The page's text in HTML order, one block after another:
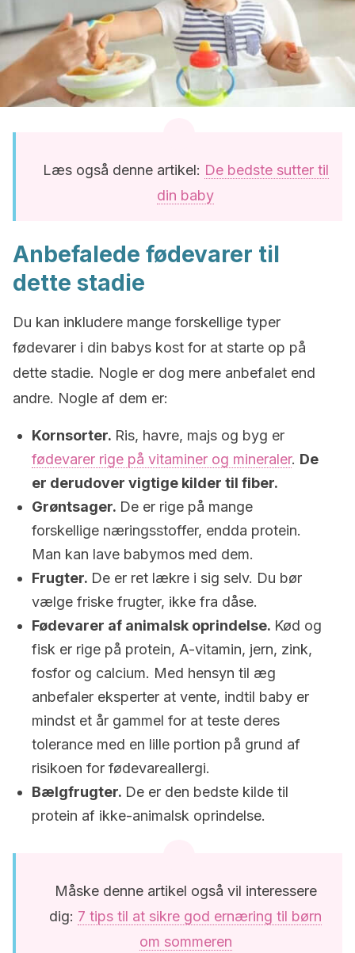
Læs også denne artikel: De bedste sutter til
din baby
Anbefalede fødevarer til
dette stadie
Du kan inkludere mange forskellige typer
fødevarer i din babys kost for at starte op på
dette stadie. Nogle er dog mere anbefalet end
andre. Nogle af dem er:
Kornsorter. Ris, havre, majs og byg er
fødevarer rige på vitaminer og mineraler. De
er derudover vigtige kilder til fiber.
Grøntsager. De er rige på mange
forskellige næringsstoffer, endda protein.
Man kan lave babymos med dem.
Frugter. De er ret lækre i sig selv. Du bør
vælge friske frugter, ikke fra dåse.
Fødevarer af animalsk oprindelse. Kød og
fisk er rige på protein, A-vitamin, jern, zink,
fosfor og calcium. Med hensyn til æg
anbefaler eksperter at vente, indtil baby er
mindst et år gammel for at teste deres
tolerance med en lille portion på grund af
risikoen for fødevareallergi.
Bælgfrugter. De er den bedste kilde til
protein af ikke-animalsk oprindelse.
Måske denne artikel også vil interessere
dig: 7 tips til at sikre god ernæring til børn
om sommeren